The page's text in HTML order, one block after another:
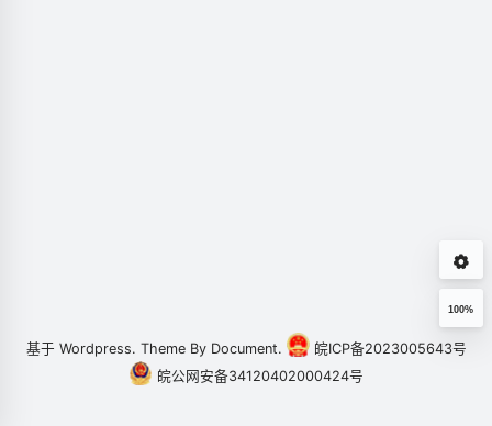
100%
基于 Wordpress. Theme By Document.
皖ICP备2023005643号
皖公网安备34120402000424号